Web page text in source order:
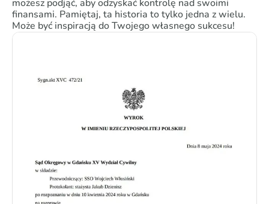
możesz podjąć, aby odzyskać kontrolę nad swoimi
finansami. Pamiętaj, ta historia to tylko jedna z wielu.
Może być inspiracją do Twojego własnego sukcesu!